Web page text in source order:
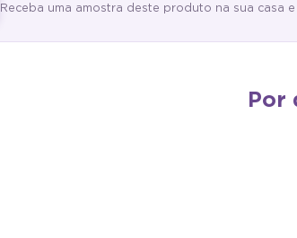
Receba uma amostra deste produto na sua casa
Por
Autocolante
Vinílico com cola